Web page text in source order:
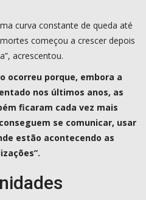
curva constante de queda até
começou a crescer depois
acrescentou.
ocorreu porque, embora a
nos últimos anos, as
ficaram cada vez mais
se comunicar, usar
estão acontecendo as